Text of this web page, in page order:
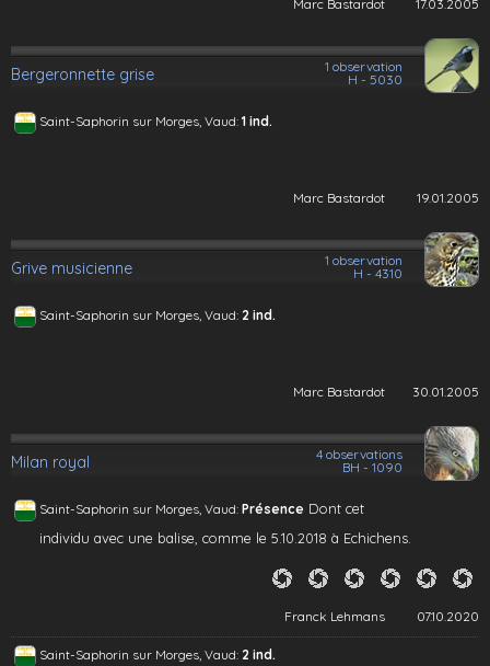
Marc Bastardot 17.03.2005
Bergeronnette grise
1 observation
H - 5030
Saint-Saphorin sur Morges, Vaud: 1 ind.
Marc Bastardot 19.01.2005
Grive musicienne
1 observation
H - 4310
Saint-Saphorin sur Morges, Vaud: 2 ind.
Marc Bastardot 30.01.2005
Milan royal
4 observations
BH - 1090
Saint-Saphorin sur Morges, Vaud: Présence Dont cet
individu avec une balise, comme le 5.10.2018 à Echichens.
Franck Lehmans 07.10.2020
Saint-Saphorin sur Morges, Vaud: 2 ind.